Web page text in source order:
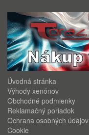
Úvodná stránka
Výhody xenónov
Obchodné podmienky
Reklamačný poriadok
Ochrana osobných údajov
Cookie